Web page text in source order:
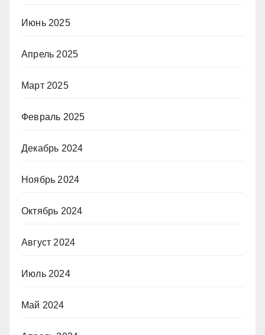
Июнь 2025
Апрель 2025
Март 2025
Февраль 2025
Декабрь 2024
Ноябрь 2024
Октябрь 2024
Август 2024
Июль 2024
Май 2024